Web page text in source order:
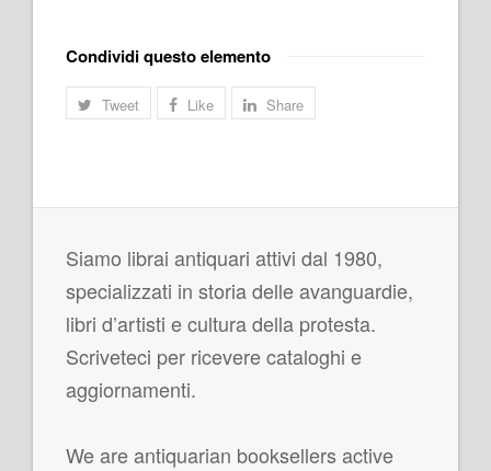
Condividi questo elemento
Tweet Like Share
Siamo librai antiquari attivi dal 1980,
specializzati in storia delle avanguardie,
libri d’artisti e cultura della protesta.
Scriveteci per ricevere cataloghi e
aggiornamenti.
We are antiquarian booksellers active